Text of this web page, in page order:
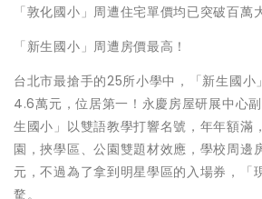
「敦化國小」周遭住宅單價均已突破百萬
「新生國小」周遭房價最高！
台北市最搶手的25所小學中，「新生國小
4.6萬元，位居第一！永慶房屋研展中心
生國小」以雙語教學打響名號，年年額滿
園，挾學區、公園雙題材效應，學校周邊
元，不過為了拿到明星學區的入場券，「
騖。